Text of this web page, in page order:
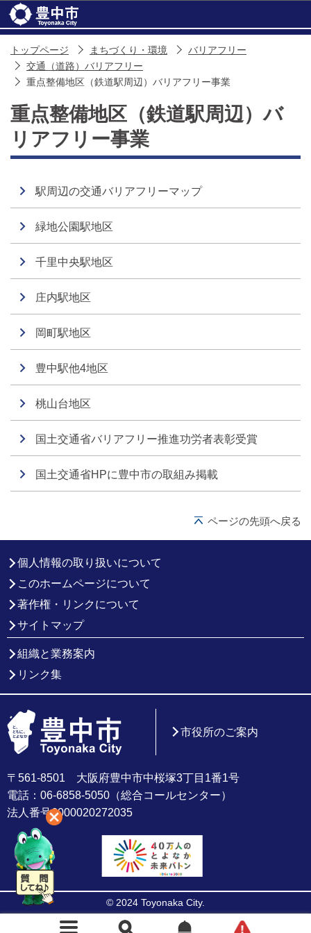
トップページ まちづくり・環境
バリアフリー
交通（道路）バリアフリー
重点整備地区（鉄道駅周辺）バリアフリー事業
重点整備地区（鉄道駅周辺）バ
リアフリー事業
駅周辺の交通バリアフリーマップ
緑地公園駅地区
千里中央駅地区
庄内駅地区
岡町駅地区
豊中駅他4地区
桃山台地区
国土交通省バリアフリー推進功労者表彰受賞
国土交通省HPに豊中市の取組み掲載
ページの先頭へ戻る
個人情報の取り扱いについて
このホームページについて
著作権・リンクについて
サイトマップ
組織と業務案内
リンク集
〒561-8501 大阪府豊中市中桜塚3丁目1番1号
電話：06-6858-5050（総合コールセンター）
法人番号6000020272035
市役所のご案内
© 2024 Toyonaka City.